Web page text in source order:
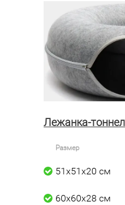
Лежанка-
Размер
51x51x20 см
60x60x28 см